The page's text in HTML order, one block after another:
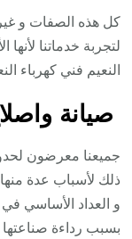
كل هذه الصفات و
لتجربة خدماتنا
النعيم فني كهرباء
صيانة
جميعنا معرضون
ذلك لأسباب عدة منها
و العداد الأساسي في
بسبب رداءة صناعتها